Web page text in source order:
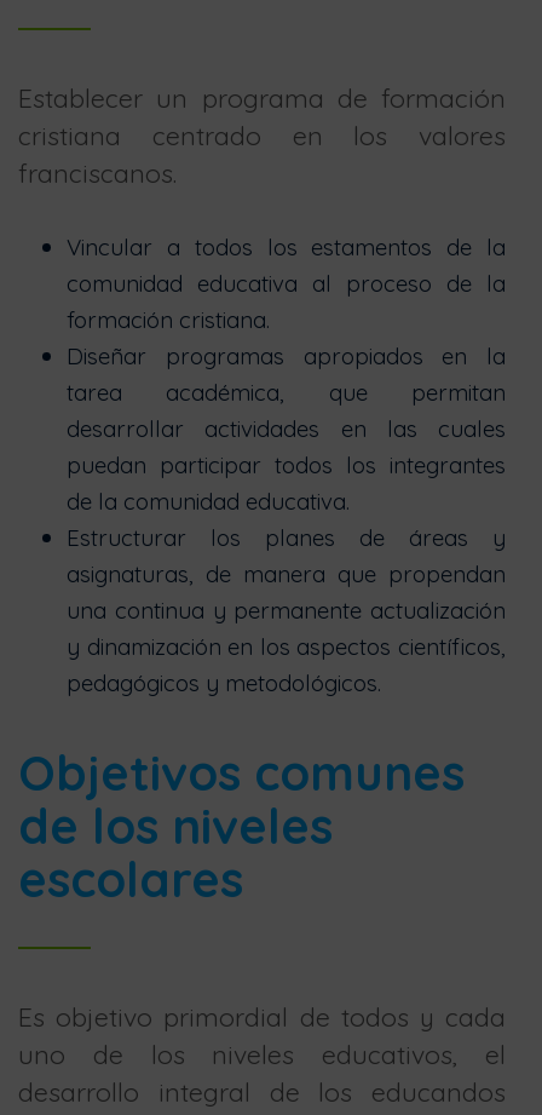
Establecer un programa de formación
cristiana centrado en los valores
franciscanos.
Vincular a todos los estamentos de la
comunidad educativa al proceso de la
formación cristiana.
Diseñar programas apropiados en la
tarea académica, que permitan
desarrollar actividades en las cuales
puedan participar todos los integrantes
de la comunidad educativa.
Estructurar los planes de áreas y
asignaturas, de manera que propendan
una continua y permanente actualización
y dinamización en los aspectos científicos,
pedagógicos y metodológicos.
Objetivos comunes
de los niveles
escolares
Es objetivo primordial de todos y cada
uno de los niveles educativos, el
desarrollo integral de los educandos